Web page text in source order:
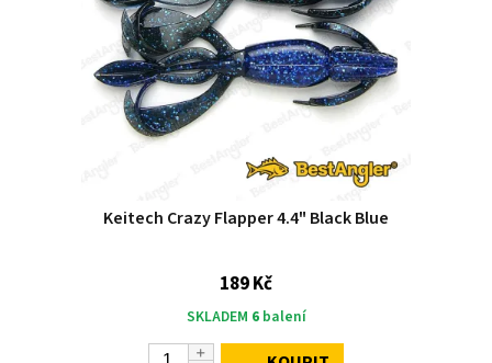
Keitech Crazy Flapper 4.4" Black Blue
189 Kč
SKLADEM 6balení